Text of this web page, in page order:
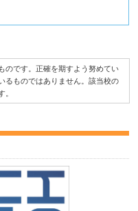
のです。正確を期すよう努めてい
るものではありません。該当校の
。